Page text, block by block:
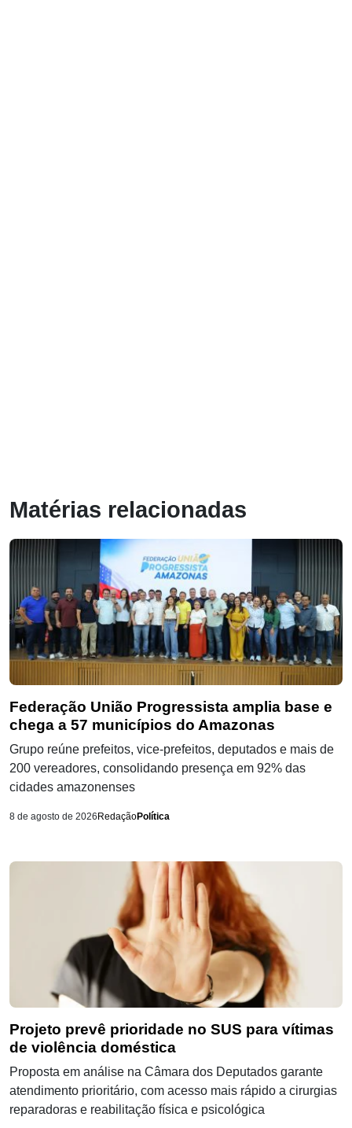
Matérias relacionadas
Federação União Progressista amplia base e
chega a 57 municípios do Amazonas
Grupo reúne prefeitos, vice-prefeitos, deputados e mais de
200 vereadores, consolidando presença em 92% das
cidades amazonenses
8 de agosto de 2026 RedaçãoPolítica
Projeto prevê prioridade no SUS para vítimas
de violência doméstica
Proposta em análise na Câmara dos Deputados garante
atendimento prioritário, com acesso mais rápido a cirurgias
reparadoras e reabilitação física e psicológica